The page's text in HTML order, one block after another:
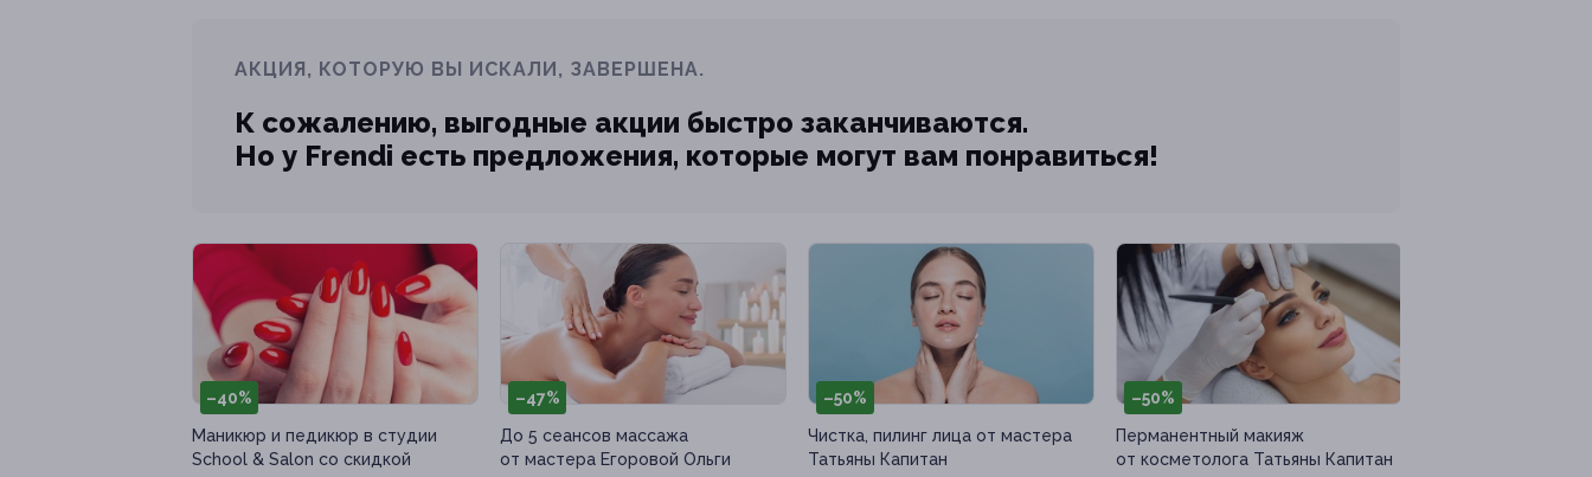
АКЦИЯ, КОТОРУЮ ВЫ ИСКАЛИ, ЗАВЕРШЕНА.
К сожалению, выгодные акции быстро заканчиваются.
Но у Frendi есть предложения, которые могут вам понравиться!
–40%
Маникюр и педикюр в студии
School & Salon со скидкой
–47%
До 5 сеансов массажа
от мастера Егоровой Ольги
–50%
Чистка, пилинг лица от мастера
Татьяны Капитан
–50%
Перманентный макияж
от косметолога Татьяны Капитан